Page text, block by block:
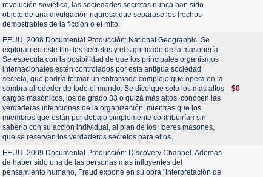
revolución soviética, las sociedades secretas nunca han sido
objeto de una divulgación rigurosa que separase los hechos
demostrables de la ficción o el mito.
EEUU, 2008 Documental Producción: National Geographic. Se
exploran en este film los secretos y el significado de la masonería.
Se especula con la posibilidad de que los principales organismos
internacionales estén controlados por esta antigua sociedad
secreta, que podría formar un entramado complejo que opera en la
sombra alrededor de todo el mundo. Se dice que sólo los más altos
cargos masónicos, los de grado 33 o quizá más altos, conocen las
verdaderas intenciones de la organización, mientras que los
miembros que están por debajo simplemente contribuirían sin
saberlo con su acción individual, al plan de los líderes masones,
que se reservan los verdaderos secretos para ellos.
$0
EEUU, 2009 Documental Producción: Discovery Channel. Ademas
de haber sido una de las personas mas influyentes del
pensamiento humano, Freud expone en su obra "Interpretación de